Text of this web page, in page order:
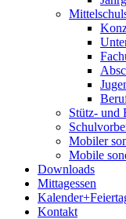
Stütz- und
Mobiler
Mobile
Downloads
Mittagessen
Kontakt